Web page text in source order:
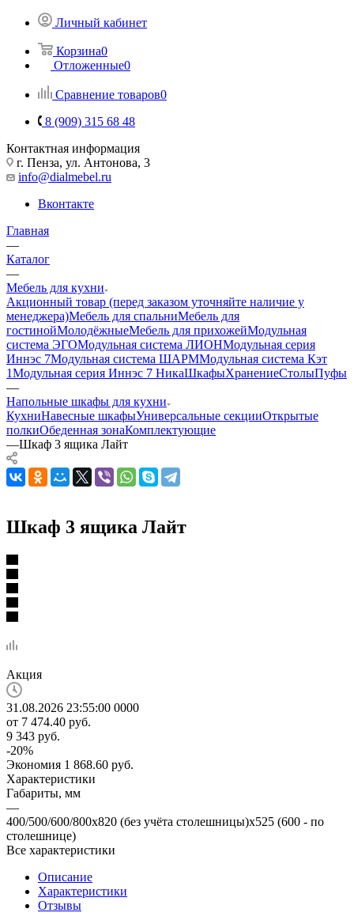
Личный кабинет
Корзина0
Отложенные0
Сравнение товаров0
8 (909) 315 68 48
Контактная информация
г. Пенза, ул. Антонова, 3
info@dialmebel.ru
Вконтакте
Главная
—
Каталог
—
Мебель для кухни
Акционный товар (перед заказом уточняйте наличие у
менеджера)Мебель для спальниМебель для
гостинойМолодёжныеМебель для прихожейМодульная
система ЭГОМодульная система ЛИОНМодульная серия
Иннэс 7Модульная система ШАРММодульная система Кэт
1Модульная серия Иннэс 7 НикаШкафыХранениеСтолыПуфы
—
Напольные шкафы для кухни
КухниНавесные шкафыУниверсальные секцииОткрытые
полкиОбеденная зонаКомплектующие
—Шкаф 3 ящика Лайт
Шкаф 3 ящика Лайт
Акция
31.08.2026 23:55:00 0000
от 7 474.40 руб.
9 343 руб.
-20%
Экономия 1 868.60 руб.
Характеристики
Габариты, мм
—
400/500/600/800х820 (без учёта столешницы)х525 (600 - по
столешнице)
Все характеристики
Описание
Характеристики
Отзывы